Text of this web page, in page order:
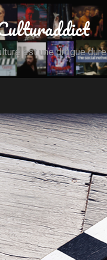
est une drogue dure